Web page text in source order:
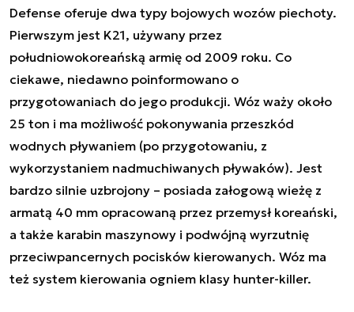
Defense oferuje dwa typy bojowych wozów piechoty.
Pierwszym jest K21, używany przez
południowokoreańską armię od 2009 roku. Co
ciekawe, niedawno poinformowano o
przygotowaniach do jego produkcji. Wóz waży około
25 ton i ma możliwość pokonywania przeszkód
wodnych pływaniem (po przygotowaniu, z
wykorzystaniem nadmuchiwanych pływaków). Jest
bardzo silnie uzbrojony – posiada załogową wieżę z
armatą 40 mm opracowaną przez przemysł koreański,
a także karabin maszynowy i podwójną wyrzutnię
przeciwpancernych pocisków kierowanych. Wóz ma
też system kierowania ogniem klasy hunter-killer.